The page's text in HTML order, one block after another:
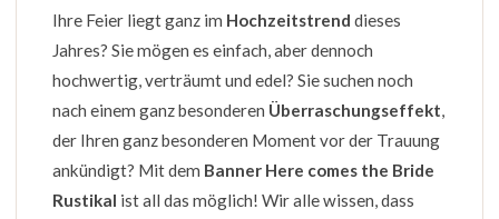
Ihre Feier liegt ganz im Hochzeitstrend dieses
Jahres? Sie mögen es einfach, aber dennoch
hochwertig, verträumt und edel? Sie suchen noch
nach einem ganz besonderen Überraschungseffekt,
der Ihren ganz besonderen Moment vor der Trauung
ankündigt? Mit dem Banner Here comes the Bride
Rustikal ist all das möglich! Wir alle wissen, dass